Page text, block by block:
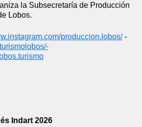
la Subsecretaría de Producción
Lobos.
produccion. lobos/
turismolobos/-
Indart 2026